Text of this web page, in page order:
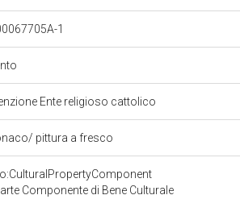
1
Ente religioso cattolico
pittura a fresco
Componente di Bene Culturale